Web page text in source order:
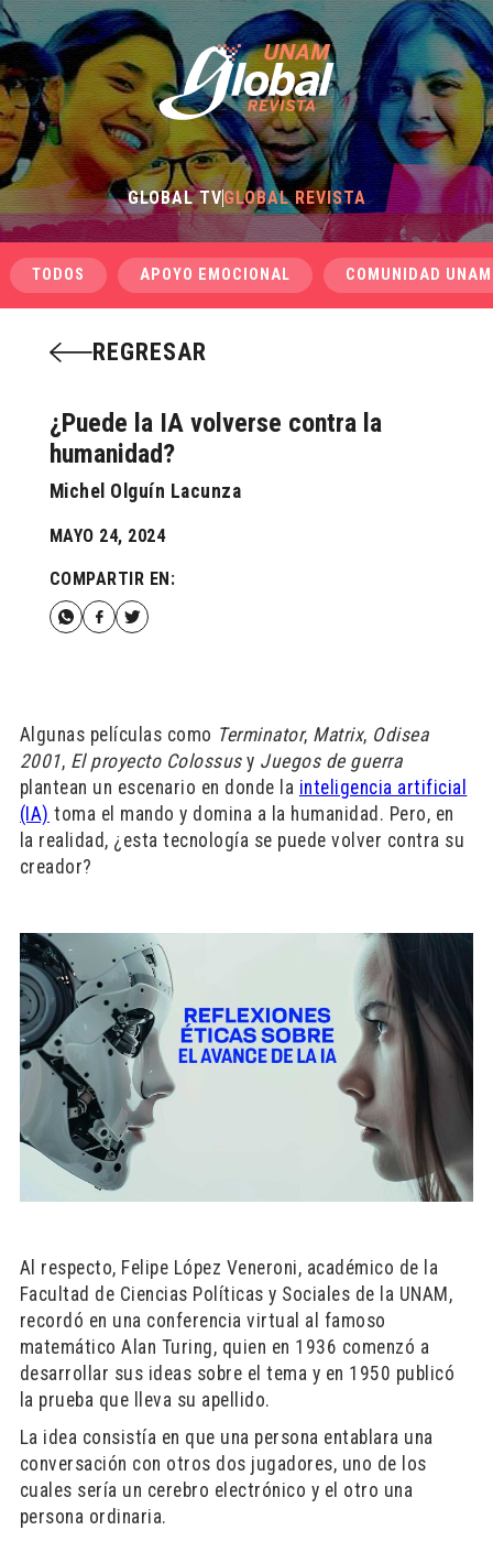
GLOBAL TVGLOBAL REVISTA
TODOS APOYO EMOCIONAL COMUNIDAD UNAM
REGRESAR
¿Puede la IA volverse contra la
humanidad?
Michel Olguín Lacunza
MAYO 24, 2024
COMPARTIR EN:
Algunas películas como Terminator, Matrix, Odisea
2001, El proyecto Colossusy Juegos de guerra
plantean un escenario en donde la inteligencia artificial
(IA) toma el mando y domina a la humanidad. Pero, en
la realidad, ¿esta tecnología se puede volver contra su
creador?
Al respecto, Felipe López Veneroni, académico de la
Facultad de Ciencias Políticas y Sociales de la UNAM,
recordó en una conferencia virtual al famoso
matemático Alan Turing, quien en 1936 comenzó a
desarrollar sus ideas sobre el tema y en 1950 publicó
la prueba que lleva su apellido.
La idea consistía en que una persona entablara una
conversación con otros dos jugadores, uno de los
cuales sería un cerebro electrónico y el otro una
persona ordinaria.